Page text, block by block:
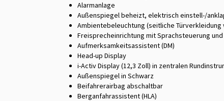
Alarmanlage
Außenspiegel beheizt, elektrisch einstell-/
Ambientebeleuchtung (seitliche Türverkleidung
Freisprecheinrichtung mit Sprachsteuerung
Aufmerksamkeitsassistent (DM)
Head-up Display
i-Activ Display (12,3 Zoll) in zentralen
Außenspiegel in Schwarz
Beifahrerairbag abschaltbar
Berganfahrassistent (HLA)